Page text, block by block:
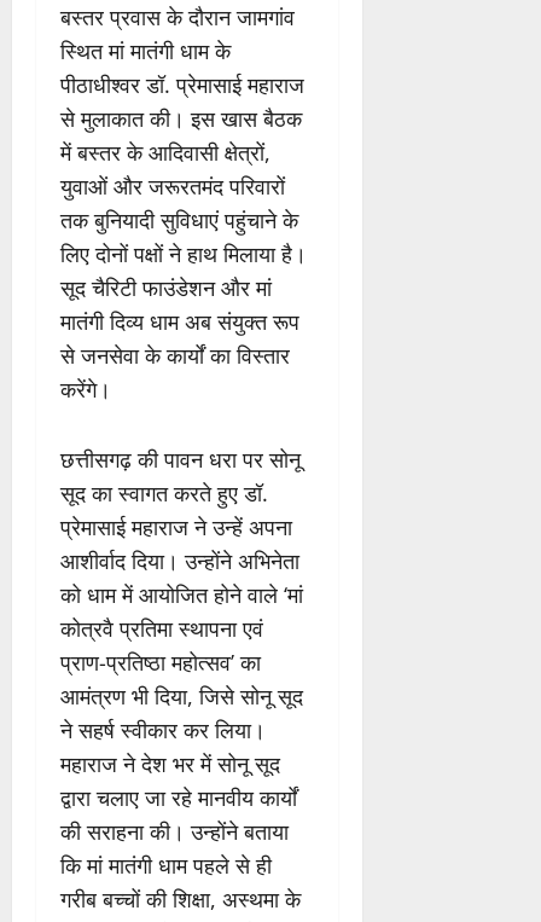
बस्तर प्रवास के दौरान जामगांव
स्थित मां मातंगी धाम के
पीठाधीश्वर डॉ. प्रेमासाई महाराज
से मुलाकात की। इस खास बैठक
में बस्तर के आदिवासी क्षेत्रों,
युवाओं और जरूरतमंद परिवारों
तक बुनियादी सुविधाएं पहुंचाने के
लिए दोनों पक्षों ने हाथ मिलाया है।
सूद चैरिटी फाउंडेशन और मां
मातंगी दिव्य धाम अब संयुक्त रूप
से जनसेवा के कार्यों का विस्तार
करेंगे।
छत्तीसगढ़ की पावन धरा पर सोनू
सूद का स्वागत करते हुए डॉ.
प्रेमासाई महाराज ने उन्हें अपना
आशीर्वाद दिया। उन्होंने अभिनेता
को धाम में आयोजित होने वाले ‘मां
कोत्रवै प्रतिमा स्थापना एवं
प्राण-प्रतिष्ठा महोत्सव’ का
आमंत्रण भी दिया, जिसे सोनू सूद
ने सहर्ष स्वीकार कर लिया।
महाराज ने देश भर में सोनू सूद
द्वारा चलाए जा रहे मानवीय कार्यों
की सराहना की। उन्होंने बताया
कि मां मातंगी धाम पहले से ही
गरीब बच्चों की शिक्षा, अस्थमा के